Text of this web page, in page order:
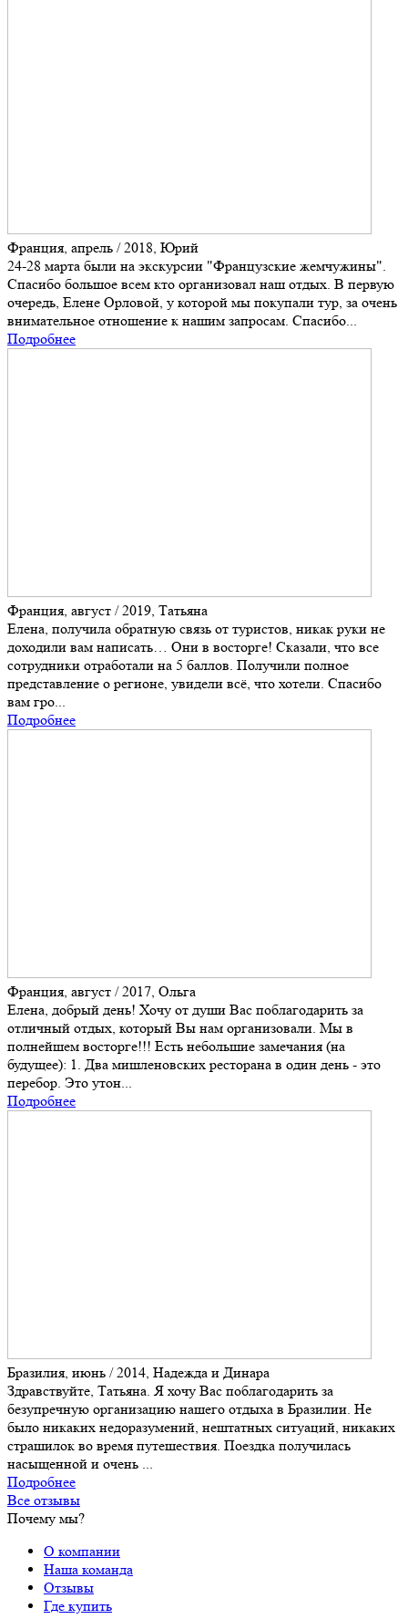
Франция, апрель / 2018, Юрий
24-28 марта были на экскурсии "Французские жемчужины".
Спасибо большое всем кто организовал наш отдых. В первую
очередь, Елене Орловой, у которой мы покупали тур, за очень
внимательное отношение к нашим запросам. Спасибо...
Подробнее
Франция, август / 2019, Татьяна
Елена, получила обратную связь от туристов, никак руки не
доходили вам написать… Они в восторге! Сказали, что все
сотрудники отработали на 5 баллов. Получили полное
представление о регионе, увидели всё, что хотели. Спасибо
вам гро...
Подробнее
Франция, август / 2017, Ольга
Елена, добрый день! Хочу от души Вас поблагодарить за
отличный отдых, который Вы нам организовали. Мы в
полнейшем восторге!!! Есть небольшие замечания (на
будущее): 1. Два мишленовских ресторана в один день - это
перебор. Это утон...
Подробнее
Бразилия, июнь / 2014, Надежда и Динара
Здравствуйте, Татьяна. Я хочу Вас поблагодарить за
безупречную организацию нашего отдыха в Бразилии. Не
было никаких недоразумений, нештатных ситуаций, никаких
страшилок во время путешествия. Поездка получилась
насыщенной и очень ...
Подробнее
Все отзывы
Почему мы?
О компании
Наша команда
Отзывы
Где купить